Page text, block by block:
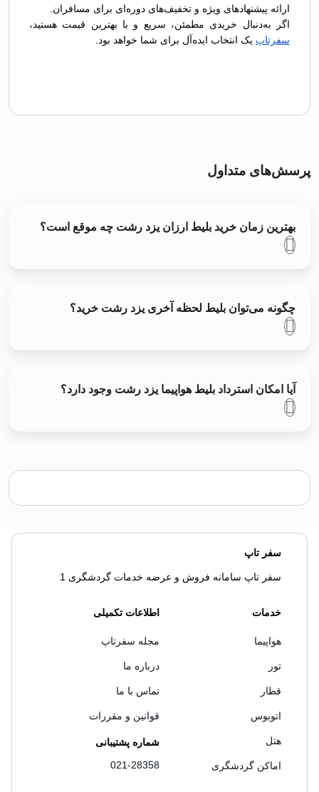
ارائه پیشنهادهای ویژه و تخفیف‌های دوره‌ای برای مسافران.
اگر به‌دنبال خریدی مطمئن، سریع و با بهترین قیمت هستید،
سفرتاپ یک انتخاب ایده‌آل برای شما خواهد بود.
پرسش‌های متداول
بهترین زمان خرید بلیط ارزان یزد رشت چه موقع است؟
چگونه می‌توان بلیط لحظه آخری یزد رشت خرید؟
آیا امکان استرداد بلیط هواپیما یزد رشت وجود دارد؟
سفر تاپ
سفر تاپ سامانه فروش و عرضه خدمات گردشگری 1
خدمات
هواپیما
تور
قطار
اتوبوس
هتل
اماکن گردشگری
اطلاعات تکمیلی
مجله سفرتاپ
درباره ما
تماس با ما
قوانین و مقررات
شماره پشتیبانی
021-28358